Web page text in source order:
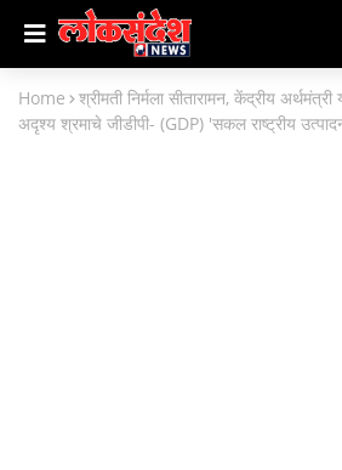
Home
श्रीमती निर्मला सीतारामन, केंद्रीय
अदृश्य श्रमाचे जीडीपी- (GDP) 'सकल राष्ट्रीय